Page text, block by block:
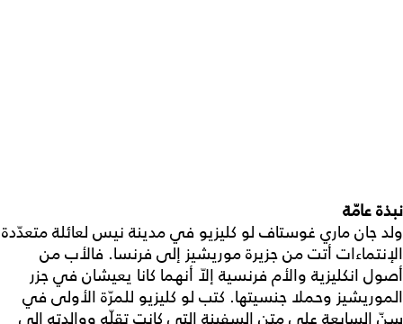
نبذة عامّة
ولد جان ماري غوستاف لو كليزيو في مدينة نيس لعائلة متعدّدة
الإنتماءات أتت من جزيرة موريشيز إلى فرنسا. فالأب من
أصول انكليزية والأم فرنسية إلاّ أنهما كانا يعيشان في جزر
الموريشيز وحملا جنسيتها. كتب لو كليزيو للمرّة الأولى في
سنّ السابعة على متن السفينة التي كانت تقلّه ووالدته إلى